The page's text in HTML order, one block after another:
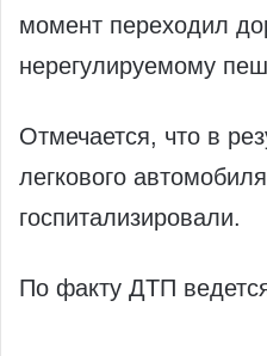
момент переходил
нерегулируемому
Отмечается, что в
легкового
госпитализировали.
По факту ДТП